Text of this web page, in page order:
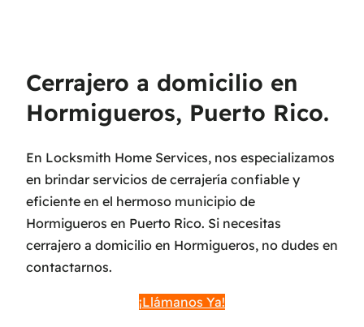
Cerrajero a domicilio en
Hormigueros, Puerto Rico.
En Locksmith Home Services, nos especializamos
en brindar servicios de cerrajería confiable y
eficiente en el hermoso municipio de
Hormigueros en Puerto Rico. Si necesitas
cerrajero a domicilio en Hormigueros, no dudes en
contactarnos.
¡Llámanos Ya!